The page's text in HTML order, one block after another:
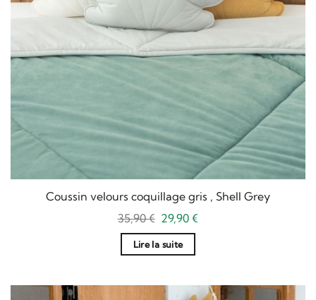
Coussin velours coquillage gris , Shell Grey
35,90€ Le
initial
était :
29,90€
Lire la suite